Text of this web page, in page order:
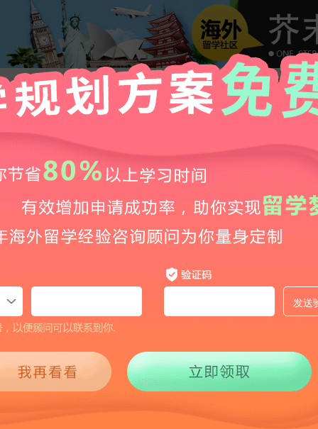
2026年日本语言学校申请全攻略：条件、流程
685 2026-06-06 09:00